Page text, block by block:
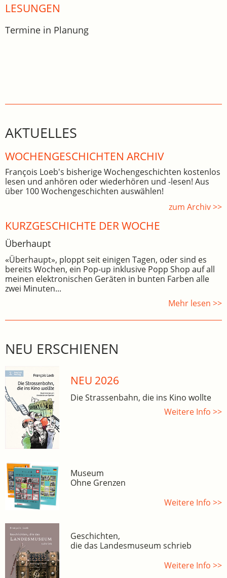
LESUNGEN
Termine in Planung
AKTUELLES
WOCHEN­GE­SCHICHTEN ARCHIV
François Loeb's bisherige Wochengeschichten kostenlos
lesen und anhören oder wiederhören und -lesen! Aus
über 100 Wochengeschichten auswählen!
zum Archiv >>
KURZGESCHICHTE DER WOCHE
Überhaupt
«Überhaupt», ploppt seit einigen Tagen, oder sind es
bereits Wochen, ein Pop-up inklusive Popp Shop auf all
meinen elektronischen Geräten in bunten Farben alle
zwei Minuten...
Mehr lesen >>
NEU ERSCHIENEN
NEU 2026
Die Strassenbahn, die ins Kino wollte
Weitere Info >>
Museum
Ohne Grenzen
Weitere Info >>
Geschichten,
die das Landesmuseum schrieb
Weitere Info >>